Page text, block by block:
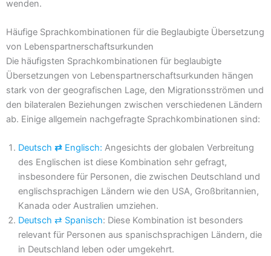
wenden.
Häufige Sprachkombinationen für die Beglaubigte Übersetzung
von Lebenspartnerschaftsurkunden
Die häufigsten Sprachkombinationen für beglaubigte
Übersetzungen von Lebenspartnerschaftsurkunden hängen
stark von der geografischen Lage, den Migrationsströmen und
den bilateralen Beziehungen zwischen verschiedenen Ländern
ab. Einige allgemein nachgefragte Sprachkombinationen sind:
Deutsch ⇄ Englisch: Angesichts der globalen Verbreitung
des Englischen ist diese Kombination sehr gefragt,
insbesondere für Personen, die zwischen Deutschland und
englischsprachigen Ländern wie den USA, Großbritannien,
Kanada oder Australien umziehen.
Deutsch ⇄ Spanisch: Diese Kombination ist besonders
relevant für Personen aus spanischsprachigen Ländern, die
in Deutschland leben oder umgekehrt.